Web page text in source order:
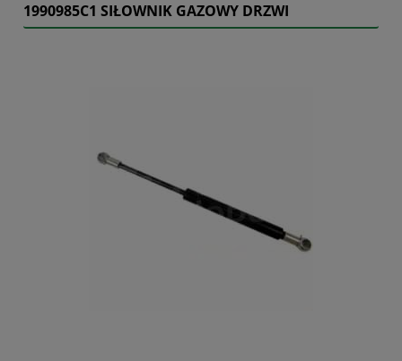
1990985C1 SIŁOWNIK GAZOWY DRZWI